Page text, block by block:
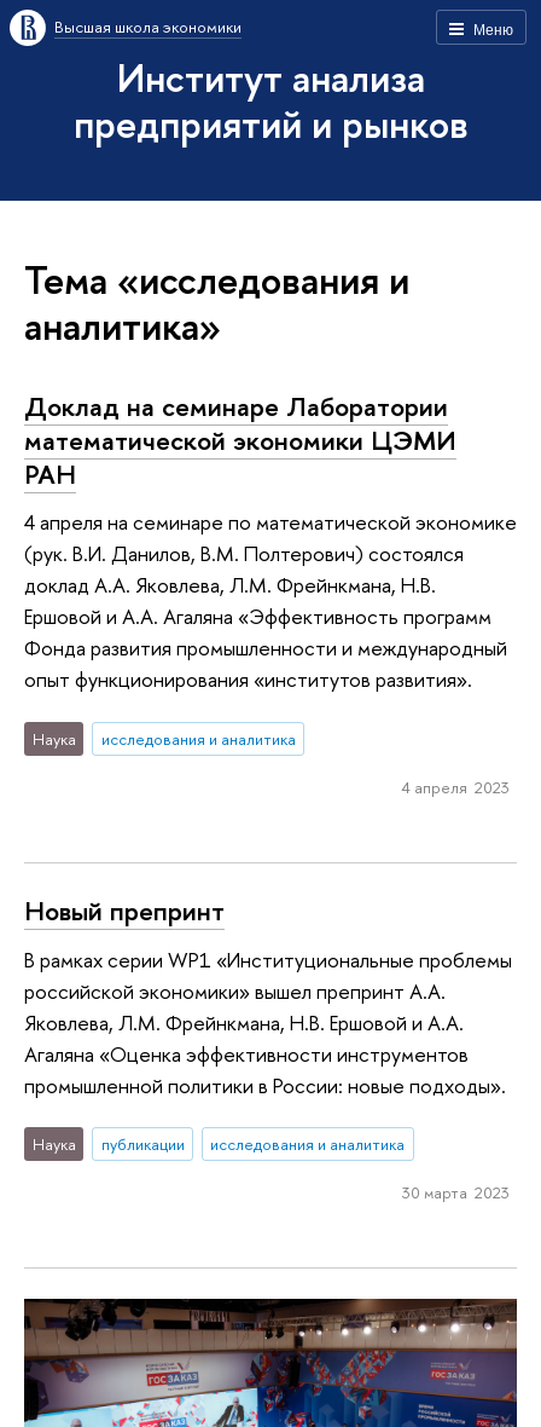
Меню
Высшая школа экономики
Институт анализа
предприятий и рынков
Тема «исследования и
аналитика»
Доклад на семинаре Лаборатории
математической экономики ЦЭМИ
РАН
4 апреля на семинаре по математической экономике
(рук. В.И. Данилов, В.М. Полтерович) состоялся
доклад А.А. Яковлева, Л.М. Фрейнкмана, Н.В.
Ершовой и А.А. Агаляна «Эффективность программ
Фонда развития промышленности и международный
опыт функционирования «институтов развития».
Наука исследования и аналитика
4 апреля 2023
Новый препринт
В рамках cерии WP1 «Институциональные проблемы
российской экономики» вышел препринт А.А.
Яковлева, Л.М. Фрейнкмана, Н.В. Ершовой и А.А.
Агаляна «Оценка эффективности инструментов
промышленной политики в России: новые подходы».
Наука публикации исследования и аналитика
30 марта 2023